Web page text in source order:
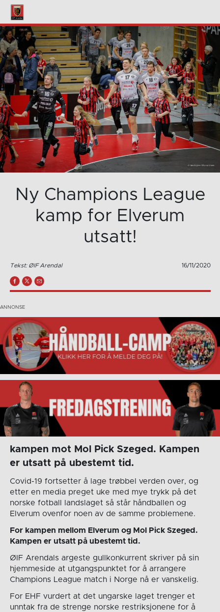
Ny Champions League
kamp for Elverum
utsatt!
Tekst: ØIF Arendal 16/11/2020
kampen mot Mol Pick Szeged. Kampen
er utsatt på ubestemt tid.
Covid-19 fortsetter å lage trøbbel verden over, og
etter en media preget uke med mye trykk på det
norske fotball landslaget så står håndballen og
Elverum ovenfor noen av de samme problemene.
For kampen mellom Elverum og Mol Pick Szeged.
Kampen er utsatt på ubestemt tid.
ØIF Arendals argeste gullkonkurrent skriver på sin
hjemmeside at utgangspunktet for å arrangere
Champions League match i Norge nå er vanskelig.
For EHF vurdert at det ungarske laget trenger et
unntak fra de strenge norske restriksjonene for å